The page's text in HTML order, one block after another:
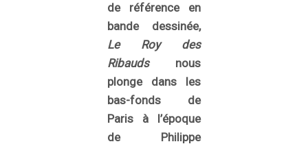
de référence en
bande dessinée,
Le Roy des
Ribaudsnous
plonge dans les
bas-fonds de
Paris à l’époque
de Philippe